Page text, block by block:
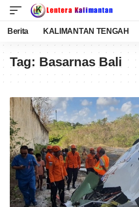
Berita KALIMANTAN TENGAH
Tag: Basarnas Bali